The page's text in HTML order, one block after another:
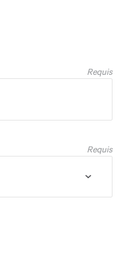
Requis
Requis